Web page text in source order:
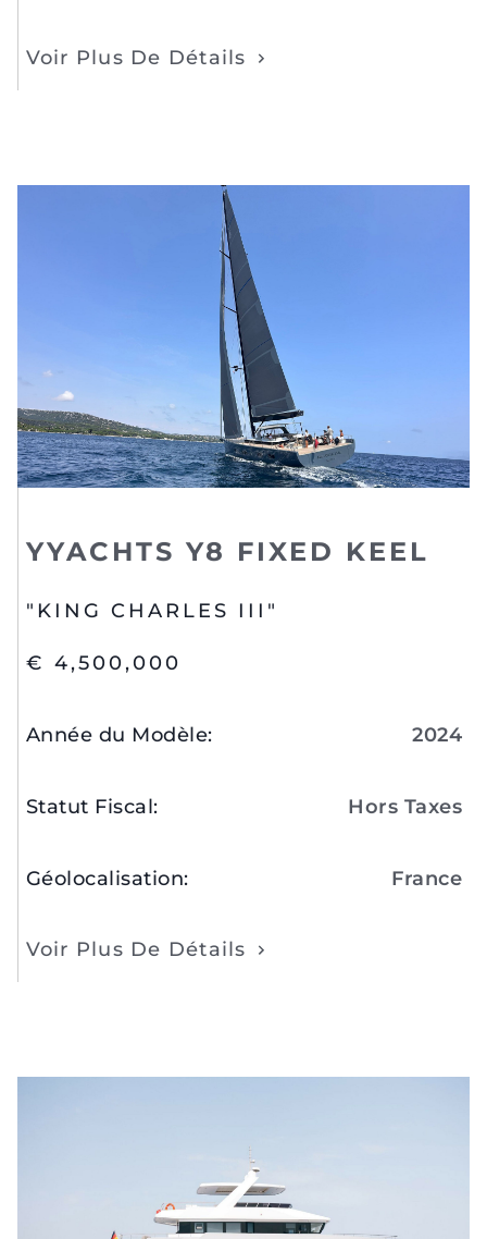
Voir Plus De Détails
YYACHTS Y8 FIXED KEEL
"KING CHARLES III"
€ 4,500,000
Année du Modèle: 2024
Statut Fiscal: Hors Taxes
Géolocalisation: France
Voir Plus De Détails